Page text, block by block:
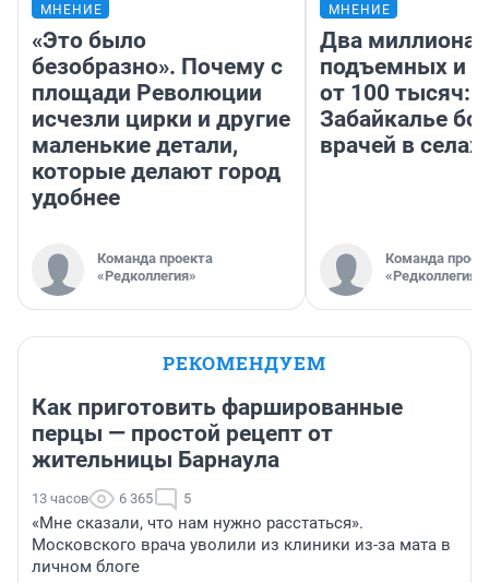
МНЕНИЕ
«Это было
безобразно». Почему с
площади Революции
исчезли цирки и другие
маленькие детали,
которые делают город
удобнее
Команда проекта
«Редколлегия»
МНЕНИЕ
Два миллиона
подъемных и
от 100 тысяч:
Забайкалье
врачей в селах
Команда
«Редколлегия»
РЕКОМЕНДУЕМ
Как приготовить фаршированные
перцы — простой рецепт от
жительницы Барнаула
13 часов 6 365 5
«Мне сказали, что нам нужно расстаться».
Московского врача уволили из клиники из-за мата в
личном блоге